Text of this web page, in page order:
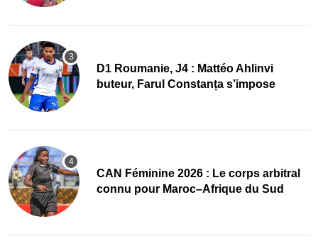
D1 Roumanie, J4 : Mattéo Ahlinvi
buteur, Farul Constanța s’impose
‎CAN Féminine 2026 : Le corps arbitral
connu pour Maroc–Afrique du Sud